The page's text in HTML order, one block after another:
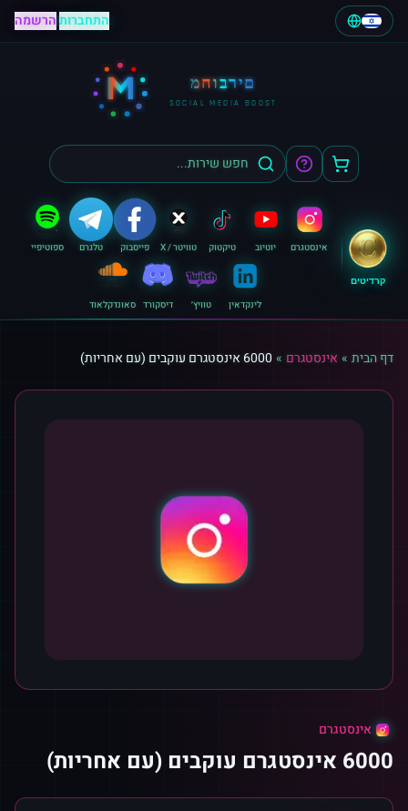
התחברות|הרשמה
M מחוברים
SOCIAL MEDIA BOOST
קרדיטים
אינסטגרם יוטיוב טיקטוק טוויטר / X פייסבוק טלגרם ספוטיפיי
לינקדאין טוויץ׳ דיסקורד סאונדקלאוד
דף הבית » אינסטגרם » 6000 אינסטגרם עוקבים (עם אחריות)
אינסטגרם
6000 אינסטגרם עוקבים (עם אחריות)